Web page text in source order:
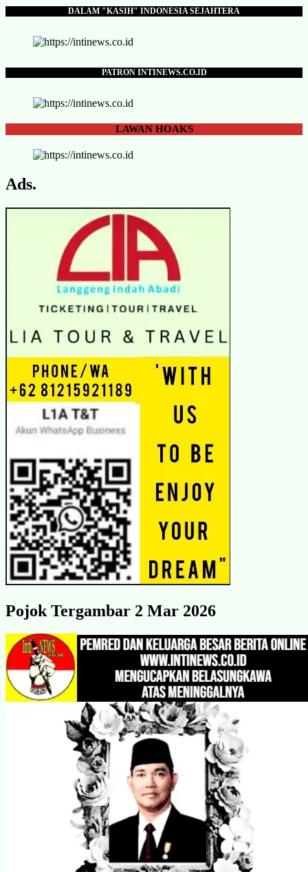
DALAM "KASIH" INDONESIA SEJAHTERA
PATRON INTINEWS.CO.ID
LAWANHOAKS
Ads.
Pojok Tergambar 2 Mar 2026